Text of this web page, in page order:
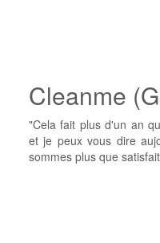
Cleanme
"Cela fait plus d'un an
et je peux vous dire
sommes plus que